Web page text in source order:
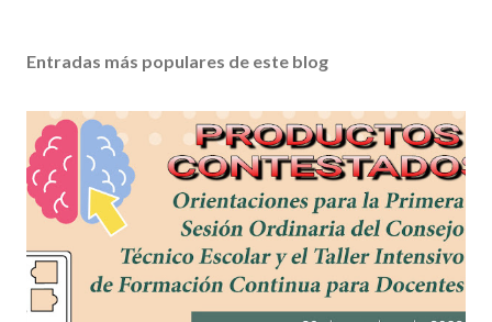
Entradas más populares de este blog